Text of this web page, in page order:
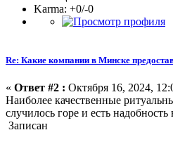
Karma: +0/-0
Re: Какие компании в Минске
« Ответ #2 : Октября 16, 2024,
Наиболее качественные
случилось горе и есть
Записан